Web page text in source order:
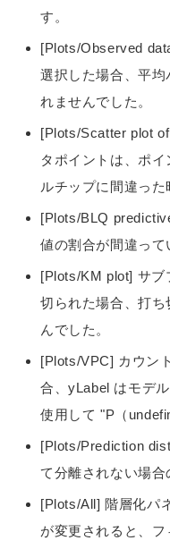
す。
[Plots/Observed
選択した場合、平
れませんでした。
[Plots/Scatter plot
タポイントは、ポ
ルチップに間違った
[Plots/BLQ
値の割合が間違って
[Plots/KM plot] サブ
切られた場合、打
んでした。
[Plots/VPC] カウン
合、yLabel はモデ
使用して "P（
[Plots/Prediction
て分離されない場合
[Plots/All] 階層化パ
が変更されると、